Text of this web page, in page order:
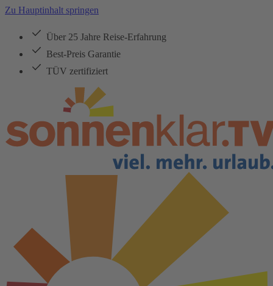
Zu Hauptinhalt springen
Über 25 Jahre Reise-Erfahrung
Best-Preis Garantie
TÜV zertifiziert